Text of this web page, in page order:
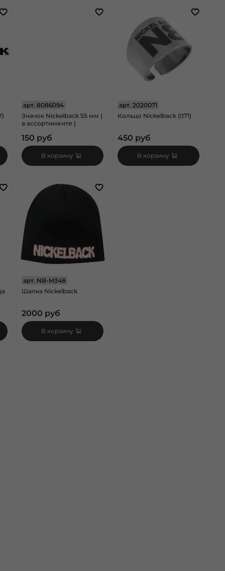
арт.8086094
Значок Nickelback 55 мм (
в ассортименте )
150 руб
В корзину
арт.2020071
Кольцо Nickelback (071)
450 руб
В корзину
арт. NB-M348
Шапка Nickelback
2000 руб
В корзину